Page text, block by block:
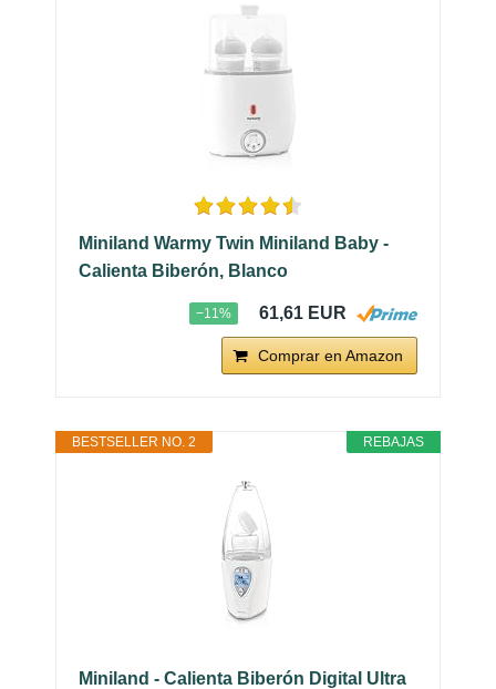
Miniland Warmy Twin Miniland Baby -
Calienta Biberón, Blanco
−11% 61,61 EUR
Comprar en Amazon
REBAJAS
BESTSELLER NO. 2
Miniland - Calienta Biberón Digital Ultra